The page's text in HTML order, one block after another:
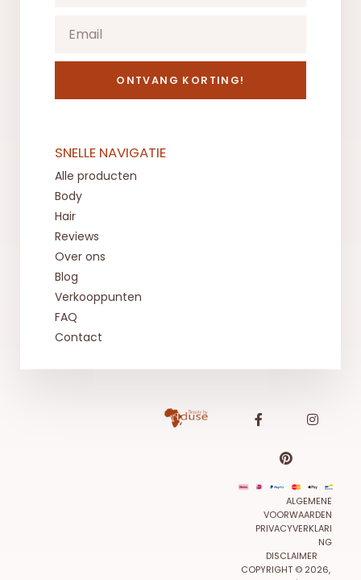
ONTVANG KORTING!
SNELLE NAVIGATIE
Alle producten
Body
Hair
Reviews
Over ons
Blog
Verkooppunten
FAQ
Contact
ALGEMENE
VOORWAARDEN
PRIVACYVERKLARI
NG
DISCLAIMER
COPYRIGHT © 2026,